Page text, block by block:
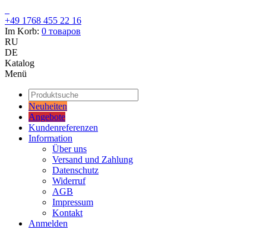
+49 1768 455 22 16
Im Korb: 0 товаров
RU
DE
Katalog
Menü
Neuheiten
Angebote
Kundenreferenzen
Information
Über uns
Versand und Zahlung
Datenschutz
Widerruf
AGB
Impressum
Kontakt
Anmelden